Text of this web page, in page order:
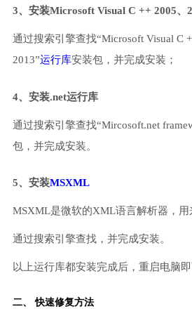
3、安装Microsoft Visual C ++ 2005、
通过搜索引擎查找“Microsoft Visual C
2013”运行库安装包，并完成安装；
4、安装.net运行库
通过搜索引擎查找“Mircosoft.net
包，并完成安装。
5、安装MSXML
MSXML是微软的XML语言解析器，用
通过搜索引擎查找，并完成安装。
以上运行库都安装完成后，重启电脑即
二、 快速修复方法